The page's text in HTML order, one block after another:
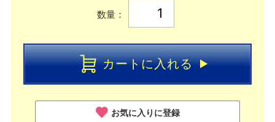
数量：
カートに入れる
お気に入りに登録